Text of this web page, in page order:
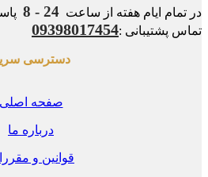
تمام ایام هفته از ساعت24 - 8
پشتیبانی :09398017454
دسترسی سریع
صفحه اصلی
درباره ما
قوانین و مقررات